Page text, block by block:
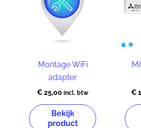
Montage WiFi
adapter
€25,00 incl. btw
Bekijk
product
€